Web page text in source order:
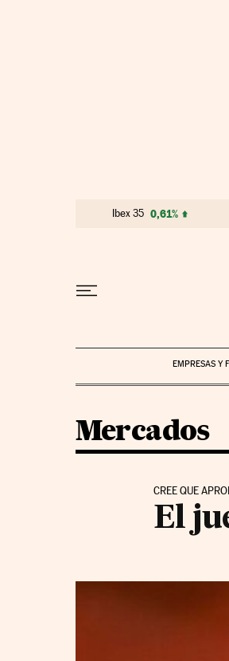
Ibex 35 0,61%
EMPRESAS Y
Mercados
CREE QUE
El